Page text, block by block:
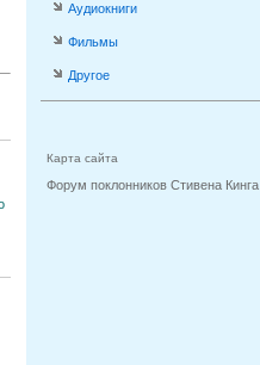
Аудиокниги
Фильмы
Другое
Карта сайта
Форум поклонников Стивена Кинга